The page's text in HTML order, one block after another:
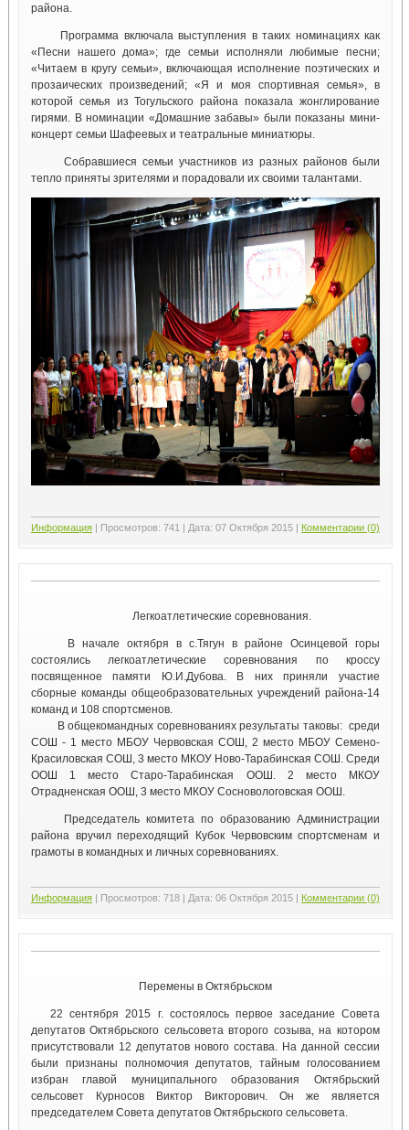
района.
Программа включала выступления в таких номинациях как
«Песни нашего дома»; где семьи исполняли любимые песни;
«Читаем в кругу семьи», включающая исполнение поэтических и
прозаических произведений; «Я и моя спортивная семья», в
которой семья из Тогульского района показала жонглирование
гирями. В номинации «Домашние забавы» были показаны мини-
концерт семьи Шафеевых и театральные миниатюры.
Собравшиеся семьи участников из разных районов были
тепло приняты зрителями и порадовали их своими талантами.
Информация| Просмотров: 741 Дата: 07 Октября 2015 Комментарии (0)
Легкоатлетические соревнования.
В начале октября в с.Тягун в районе Осинцевой горы
состоялись легкоатлетические соревнования по кроссу
посвященное памяти Ю.И.Дубова. В них приняли участие
сборные команды общеобразовательных учреждений района-14
команд и 108 спортсменов.
В общекомандных соревнованиях результаты таковы: среди
СОШ - 1 место МБОУ Червовская СОШ, 2 место МБОУ Семено-
Красиловская СОШ, 3 место МКОУ Ново-Тарабинская СОШ. Среди
ООШ 1 место Старо-Тарабинская ООШ. 2 место МКОУ
Отрадненская ООШ, 3 место МКОУ Сосновологовская ООШ.
Председатель комитета по образованию Администрации
района вручил переходящий Кубок Червовским спортсменам и
грамоты в командных и личных соревнованиях.
Информация| Просмотров: 718| Дата: 06 Октября 2015 Комментарии (0)
Перемены в Октябрьском
22 сентября 2015 г. состоялось первое заседание Совета
депутатов Октябрьского сельсовета второго созыва, на котором
присутствовали 12 депутатов нового состава. На данной сессии
были признаны полномочия депутатов, тайным голосованием
избран главой муниципального образования Октябрьский
сельсовет Курносов Виктор Викторович. Он же является
председателем Совета депутатов Октябрьского сельсовета.